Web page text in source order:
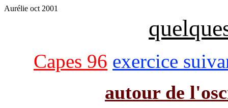
Aurélie oct 2001
Capes 96 exercice
autour de